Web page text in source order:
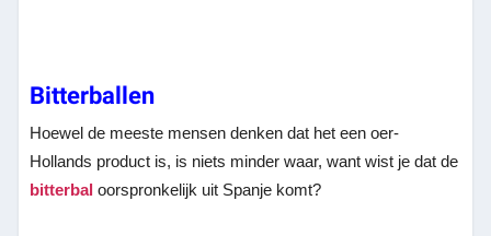
Bitterballen
Hoewel de meeste mensen denken dat het een oer-
Hollands product is, is niets minder waar, want wist je dat de
bitterbal oorspronkelijk uit Spanje komt?